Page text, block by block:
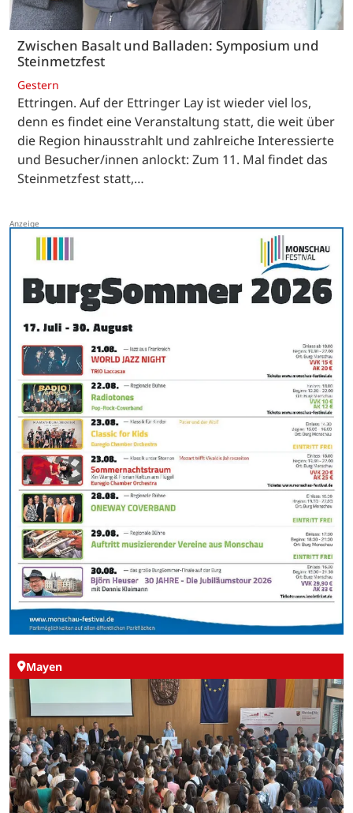
Zwischen Basalt und Balladen: Symposium und
Steinmetzfest
Gestern
Ettringen. Auf der Ettringer Lay ist wieder viel los,
denn es findet eine Veranstaltung statt, die weit über
die Region hinausstrahlt und zahlreiche Interessierte
und Besucher/innen anlockt: Zum 11. Mal findet das
Steinmetzfest statt,…
Mayen